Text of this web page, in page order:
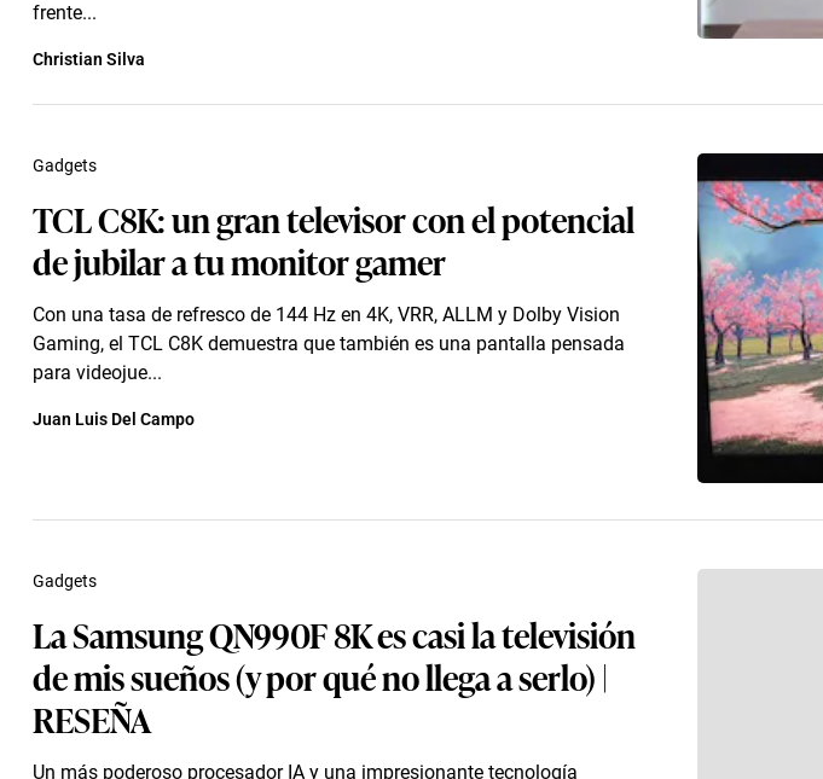
frente...
Christian Silva
TCL C8K: un gran televisor con el potencial
de jubilar a tu monitor gamer
Con una tasa de refresco de 144 Hz en 4K, VRR, ALLM y Dolby Vision
Gaming, el TCL C8K demuestra que también es una pantalla pensada
para videojue...
Gadgets
Juan Luis Del Campo
La Samsung QN990F 8K es casi la televisión
de mis sueños (y por qué no llega a serlo) |
RESEÑA
Un más poderoso procesador IA y una impresionante tecnología
Gadgets